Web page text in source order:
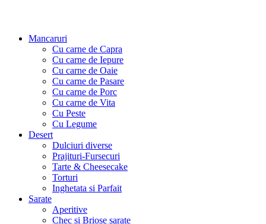
Mancaruri
Cu carne de Capra
Cu carne de Iepure
Cu carne de Oaie
Cu carne de Pasare
Cu carne de Porc
Cu carne de Vita
Cu Peste
Cu Legume
Desert
Dulciuri diverse
Prajituri-Fursecuri
Tarte & Cheesecake
Torturi
Inghetata si Parfait
Sarate
Aperitive
Chec si Briose sarate